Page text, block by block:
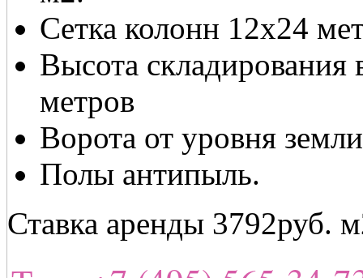
Сетка колонн 12x24
Высота
метров
Ворота от уровня
Полы антипыль.
Ставка аренды 3792руб.